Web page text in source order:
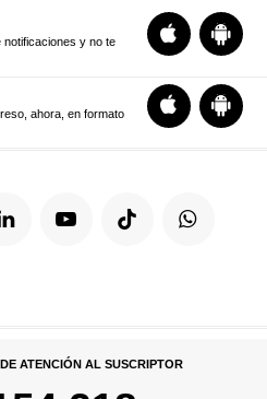
notificaciones y no te
ahora, en formato
ATENCIÓN AL SUSCRIPTOR